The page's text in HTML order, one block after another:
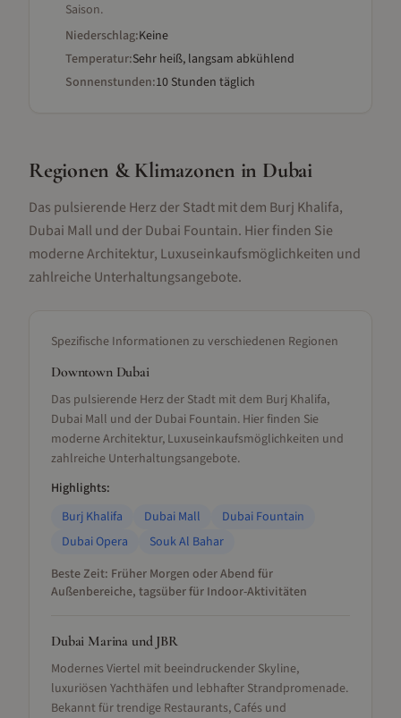
Saison.
Niederschlag:Keine
Temperatur:Sehr heiß, langsam abkühlend
Sonnenstunden:10 Stunden täglich
Regionen & Klimazonen in Dubai
Das pulsierende Herz der Stadt mit dem Burj Khalifa,
Dubai Mall und der Dubai Fountain. Hier finden Sie
moderne Architektur, Luxuseinkaufsmöglichkeiten und
zahlreiche Unterhaltungsangebote.
Spezifische Informationen zu verschiedenen Regionen
Downtown Dubai
Das pulsierende Herz der Stadt mit dem Burj Khalifa,
Dubai Mall und der Dubai Fountain. Hier finden Sie
moderne Architektur, Luxuseinkaufsmöglichkeiten und
zahlreiche Unterhaltungsangebote.
Highlights:
Burj Khalifa
Dubai Mall
Dubai Fountain
Dubai Opera
Souk Al Bahar
Beste Zeit: Früher Morgen oder Abend für
Außenbereiche, tagsüber für Indoor-Aktivitäten
Dubai Marina und JBR
Modernes Viertel mit beeindruckender Skyline,
luxuriösen Yachthäfen und lebhafter Strandpromenade.
Bekannt für trendige Restaurants, Cafés und